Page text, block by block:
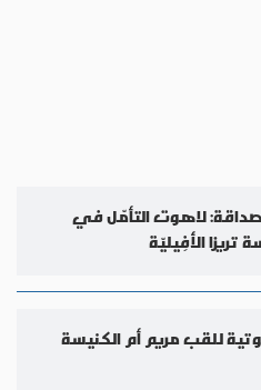
لاهوت التأمّل في
تريزا الأفِيليّة
للقب مريم أم الكنيسة